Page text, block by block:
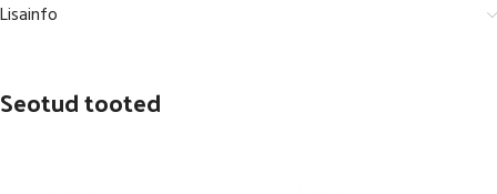
Lisainfo
Seotud tooted